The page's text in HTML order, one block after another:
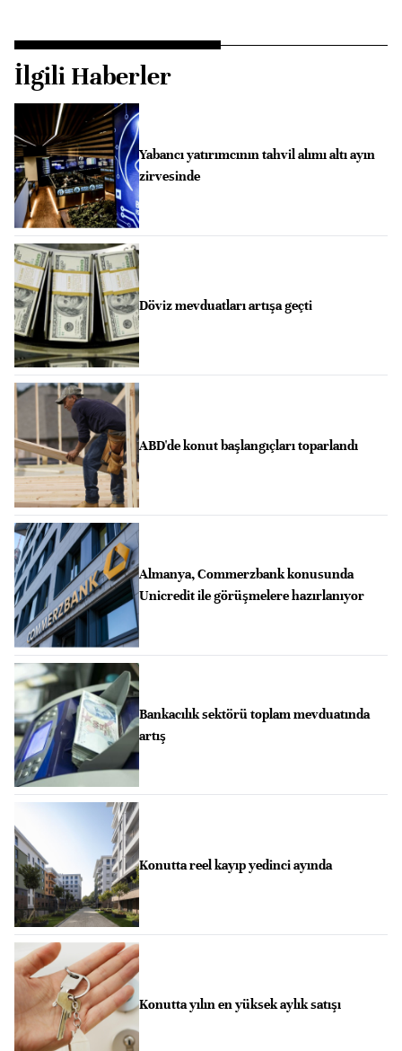
İlgili Haberler
Yabancı yatırımcının tahvil alımı altı ayın
zirvesinde
Döviz mevduatları artışa geçti
ABD'de konut başlangıçları toparlandı
Almanya, Commerzbank konusunda
Unicredit ile görüşmelere hazırlanıyor
Bankacılık sektörü toplam mevduatında
artış
Konutta reel kayıp yedinci ayında
Konutta yılın en yüksek aylık satışı